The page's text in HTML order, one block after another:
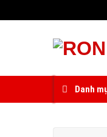
to
Danh